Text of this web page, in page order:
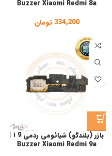
Buzzer Xiaomi Redmi 8a
334,200 تومان
بازر (بلندگو) شیائومی ردمی 9 آ |
Buzzer Xiaomi Redmi 9a